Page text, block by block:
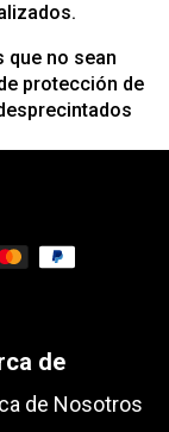
que no sean
protección de
de
de Nosotros